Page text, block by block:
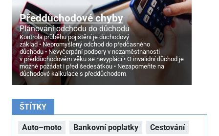
Předdůchodové chyby
Plánování odchodu do důchodu
Kontrola průběhu pojištění je důchodový
základ
Nepromyšlený odchod do předčasného
důchodu
Nevyčerpání podpory v nezaměstnanosti
v předdůchodovém věku se nevyplácí
O invalidní důchod je
možné požádat i před šedesátkou
Nezapomeňte na
důchodové kalkulace s předdůchodem
ŠTÍTKY
Auto–moto Bankovní poplatky Cestování